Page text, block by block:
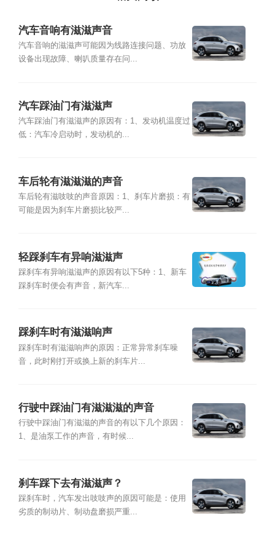
汽车音响有滋滋声音
汽车音响的滋滋声可能因为线路连接问题、功放
设备出现故障、喇叭质量存在问...
汽车踩油门有滋滋声
汽车踩油门有滋滋声的原因有：1、发动机温度过
低：汽车冷启动时，发动机的...
车后轮有滋滋滋的声音
车后轮有滋吱吱的声音原因：1、刹车片磨损：有
可能是因为刹车片磨损比较严...
轻踩刹车有异响滋滋声
踩刹车有异响滋滋声的原因有以下5种：1、新车
踩刹车时便会有声音，新汽车...
踩刹车时有滋滋响声
踩刹车时有滋滋响声的原因：正常异常刹车噪
音，此时刚打开或换上新的刹车片...
行驶中踩油门有滋滋滋的声音
行驶中踩油门有滋滋的声音的有以下几个原因：
1、是油泵工作的声音，有时候...
刹车踩下去有滋滋声？
踩刹车时，汽车发出吱吱声的原因可能是：使用
劣质的制动片、制动盘磨损严重...